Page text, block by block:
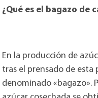
¿Qué es el bagazo de
En la producción de
tras el prensado de
denominado «bagazo».